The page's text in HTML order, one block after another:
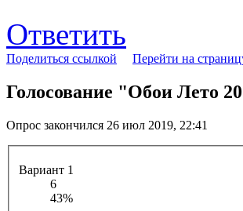
Ответить
Поделиться ссылкой Перейти на
Голосование "Обои Лето
Опрос закончился 26 июл 2019, 22:41
Вариант 1
6
43%